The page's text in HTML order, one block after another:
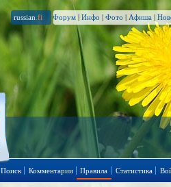
russian .fi Форум | Инфо | Фото | Афиша |
Поиск Комментарии Правила Статистика